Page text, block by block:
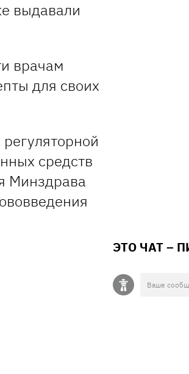
выдавали
врачам
для своих
средств
Минздрава
ЭТО ЧАТ –